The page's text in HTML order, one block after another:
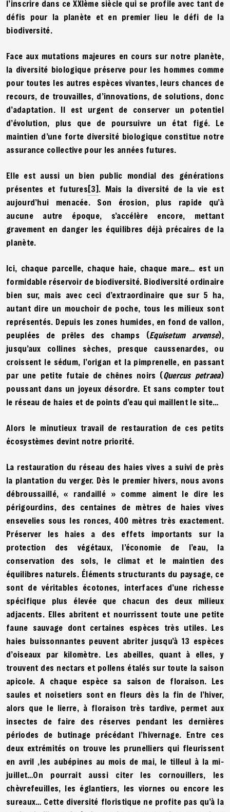
l’inscrire dans ce XXIème siècle qui se profile avec tant de
défis pour la planète et en premier lieu le défi de la
biodiversité.
Face aux mutations majeures en cours sur notre planète,
la diversité biologique préserve pour les hommes comme
pour toutes les autres espèces vivantes, leurs chances de
recours, de trouvailles, d’innovations, de solutions, donc
d’adaptation. Il est urgent de conserver un potentiel
d’évolution, plus que de poursuivre un état figé. Le
maintien d’une forte diversité biologique constitue notre
assurance collective pour les années futures.
Elle est aussi un bien public mondial des générations
présentes et futures[3]. Mais la diversité de la vie est
aujourd’hui menacée. Son érosion, plus rapide qu’à
aucune autre époque, s’accélère encore, mettant
gravement en danger les équilibres déjà précaires de la
planète.
Ici, chaque parcelle, chaque haie, chaque mare… est un
formidable réservoir de biodiversité. Biodiversité ordinaire
bien sur, mais avec ceci d’extraordinaire que sur 5 ha,
autant dire un mouchoir de poche, tous les milieux sont
représentés. Depuis les zones humides, en fond de vallon,
peuplées de prêles des champs (Equisetum arvense),
jusqu’aux collines sèches, presque caussenardes, ou
croissent le sédum, l’origan et la pimprenelle, en passant
par une petite futaie de chênes noirs (Quercus petraea)
poussant dans un joyeux désordre. Et sans compter tout
le réseau de haies et de points d’eau qui maillent le site…
Alors le minutieux travail de restauration de ces petits
écosystèmes devint notre priorité.
La restauration du réseau des haies vives a suivi de près
la plantation du verger. Dès le premier hivers, nous avons
débroussaillé, « randaillé » comme aiment le dire les
périgourdins, des centaines de mètres de haies vives
ensevelies sous les ronces, 400 mètres très exactement.
Préserver les haies a des effets importants sur la
protection des végétaux, l’économie de l’eau, la
conservation des sols, le climat et le maintien des
équilibres naturels. Éléments structurants du paysage, ce
sont de véritables écotones, interfaces d’une richesse
spécifique plus élevée que chacun des deux milieux
adjacents. Elles abritent et nourrissent toute une petite
faune sauvage dont certaines espèces très utiles. Les
haies buissonnantes peuvent abriter jusqu’à 13 espèces
d’oiseaux par kilomètre. Les abeilles, quant à elles, y
trouvent des nectars et pollens étalés sur toute la saison
apicole. A chaque espèce sa saison de floraison. Les
saules et noisetiers sont en fleurs dès la fin de l’hiver,
alors que le lierre, à floraison très tardive, permet aux
insectes de faire des réserves pendant les dernières
périodes de butinage précédant l’hivernage. Entre ces
deux extrémités on trouve les prunelliers qui fleurissent
en avril ,les aubépines au mois de mai, le tilleul à la mi-
juillet…On pourrait aussi citer les cornouillers, les
chèvrefeuilles, les églantiers, les viornes ou encore les
sureaux… Cette diversité floristique ne profite pas qu’à la